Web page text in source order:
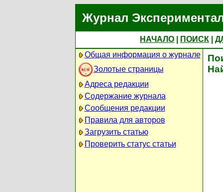
Журнал
НАЧАЛО ПОИСК
Общая информация о журнале
Золотые страницы
Адреса редакции
Содержание журнала
Сообщения редакции
Правила для авторов
Загрузить статью
Проверить статус статьи